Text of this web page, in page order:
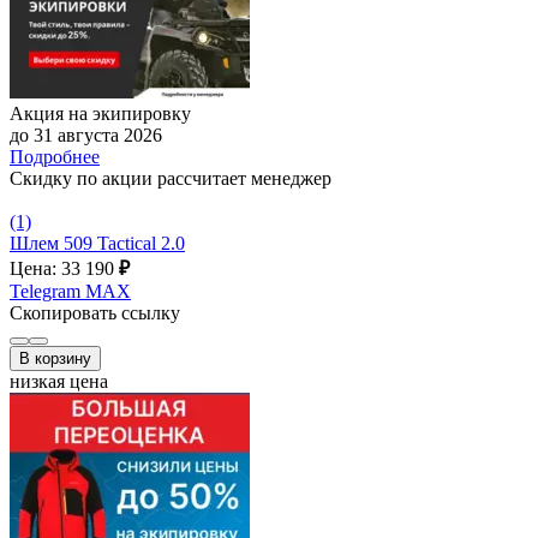
Акция на экипировку
до 31 августа 2026
Подробнее
Скидку по акции рассчитает менеджер
(1)
Шлем 509 Tactical 2.0
Цена: 33 190 ₽
Telegram MAX
Скопировать ссылку
В корзину
низкая цена